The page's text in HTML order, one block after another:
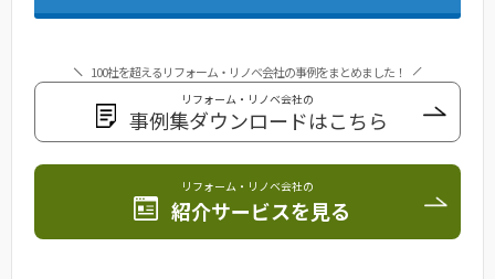
100社を超えるリフォーム・リノベ会社の事例をまとめました！
リフォーム・リノベ会社の
事例集ダウンロードはこちら
リフォーム・リノベ会社の
紹介サービスを見る